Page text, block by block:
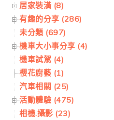
居家裝潢 (8)
有趣的分享 (286)
未分類 (697)
機車大小事分享 (4)
機車試駕 (4)
櫻花廚藝 (1)
汽車相關 (25)
活動體驗 (475)
相機.攝影 (23)